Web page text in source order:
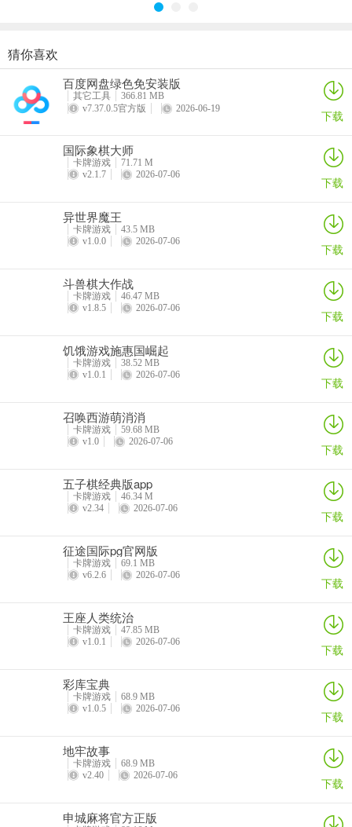
台，而门清也是一台，除非想赌“杠上开花”可以再加一台之外，其余
多摸了一张牌，开杠为上策，跟自己手牌上没有相冲突就可以开杠，
因为这样可以牵制其它家，尤其是中洞牌如2、5、8。
听多洞的杠法：再从听牌的角度上来看，有时候开杠不如不杠，例如
手牌中有刻子，听单钓一张，当别家打出一张与自己刻子相同的牌
们不杠而去摸牌，如果摸进一张2万，叫牌可改听1、2、4万，胜过单
钓;若摸进一张4万，又可改听2、4、5万;即使摸进1万或5万，也可改
杠与不杠：在特定的牌势里，弃杠丢牌可以迷惑对方，对自己有利。
比如自己碰了“发”，手牌还有白板暗刻，红中单张或一对。这时，当
别人打出一张白板，不要开杠，给别家没有大牌的感觉。万一你喊了
杠，你的发、白板都露了出来，各家必定会紧张，开始预防你是不是
有胡大三元的牌型，于你要胡牌相当的不利。相反的，如果自己摸进
第4张白板时，不但不杠，反而丢出，其它加指会想说你没进到张，这
如此岂不正中你下怀，让你顺利的作出大三元或小三元的牌型来。
宝赢棋牌
详情
东京复仇者拼图复仇中文版
详情
大满贯老虎机游戏下载
金旺棋牌
猜你喜欢
百度网盘绿色免安装版
其它工具
366.81 MB
v7.37.0.5官方版
2026-06-19 下载
国际象棋大师
卡牌游戏
71.71 M
v2.1.7
2026-07-06 下载
异世界魔王
卡牌游戏
43.5 MB
v1.0.0
2026-07-06 下载
斗兽棋大作战
卡牌游戏
46.47 MB
v1.8.5
2026-07-06 下载
饥饿游戏施惠国崛起
卡牌游戏
38.52 MB
v1.0.1
2026-07-06 下载
召唤西游萌消消
卡牌游戏
59.68 MB
v1.0
2026-07-06 下载
五子棋经典版app
卡牌游戏
46.34 M
v2.34
2026-07-06 下载
征途国际pg官网版
卡牌游戏
69.1 MB
v6.2.6
2026-07-06 下载
王座人类统治
卡牌游戏
47.85 MB
v1.0.1
2026-07-06 下载
彩库宝典
卡牌游戏
68.9 MB
v1.0.5
2026-07-06 下载
地牢故事
卡牌游戏
68.9 MB
v2.40
2026-07-06 下载
申城麻将官方正版